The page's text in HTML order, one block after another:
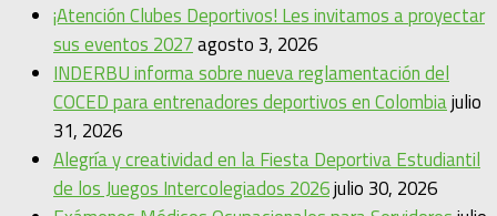
¡Atención Clubes Deportivos! Les invitamos a proyectar
sus eventos 2027agosto 3, 2026
INDERBU informa sobre nueva reglamentación del
COCED para entrenadores deportivos en Colombiajulio
31, 2026
Alegría y creatividad en la Fiesta Deportiva Estudiantil
de los Juegos Intercolegiados 2026julio 30, 2026